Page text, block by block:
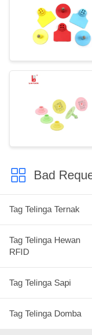
Bad
Tag Telinga Ternak
Tag Telinga Hewan
RFID
Tag Telinga Sapi
Tag Telinga Domba